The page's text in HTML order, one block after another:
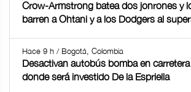
Crow-Armstrong batea dos jonrones y
barren a Ohtani y a los Dodgers al
Hace 9 h / Bogotá, Colombia
Desactivan autobús bomba en
donde será investido De la Espriella